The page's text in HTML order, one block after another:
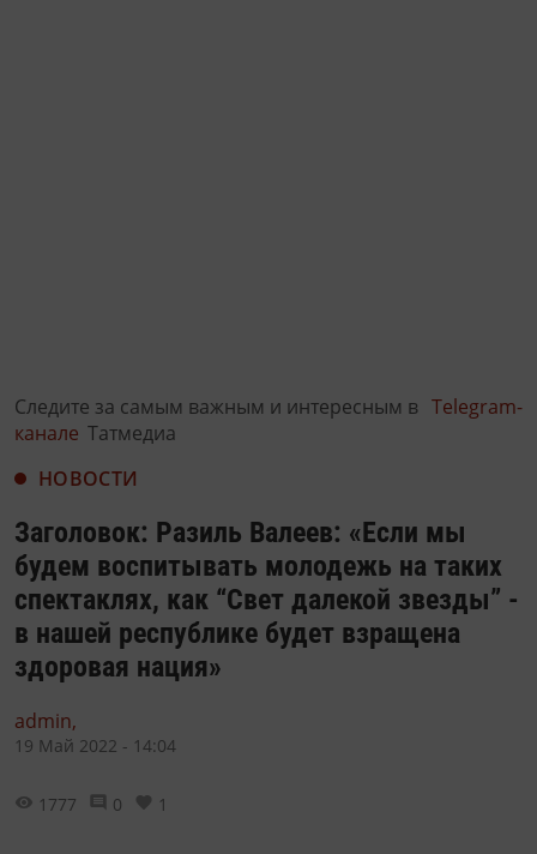
Следите за самым важным и интересным в Telegram-
канале Татмедиа
НОВОСТИ
Заголовок: Разиль Валеев: «Если мы
будем воспитывать молодежь на таких
спектаклях, как “Свет далекой звезды” -
в нашей республике будет взращена
здоровая нация»
admin,
19 Май 2022 - 14:04
1777 0 1